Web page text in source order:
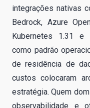
integrações nativas
Bedrock, Azure
Kubernetes 1.31 e
como padrão
de residência de
custos colocaram
estratégia. Quem
observabilidade e